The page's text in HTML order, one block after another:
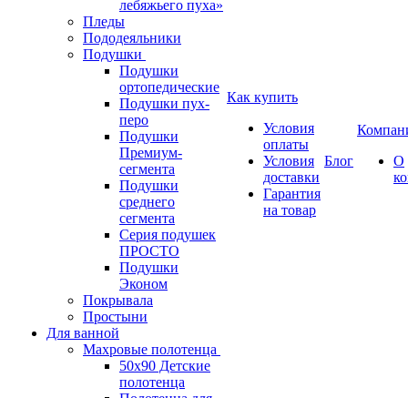
лебяжьего пуха»
Пледы
Пододеяльники
Подушки
Подушки
ортопедические
Подушки пух-
перо
Подушки
Премиум-
сегмента
Подушки
среднего
сегмента
Серия подушек
ПРОСТО
Подушки
Эконом
Покрывала
Простыни
Для ванной
Махровые полотенца
50х90 Детские
полотенца
Как купить
Условия
оплаты
Условия
доставки
Гарантия
на товар
Блог
О